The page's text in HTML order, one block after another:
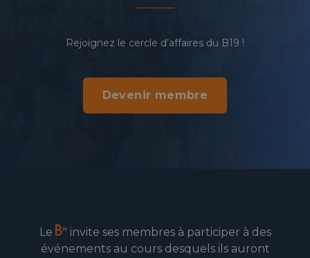
Rejoignez le cercle d’affaires du B19 !
Devenir membre
Le
invite ses membres à participer à des
événements au cours desquels ils auront